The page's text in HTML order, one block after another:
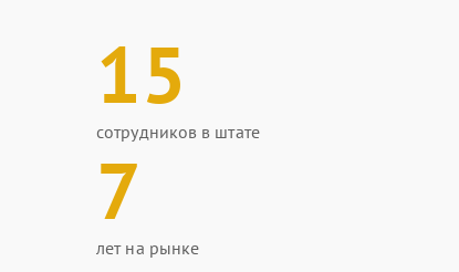
15
сотрудников в штате
7
лет на рынке